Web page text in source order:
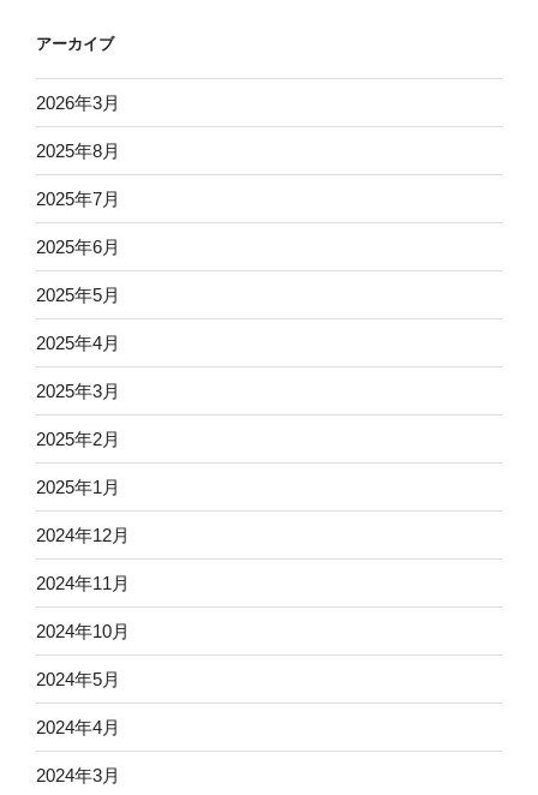
アーカイブ
2026年3月
2025年8月
2025年7月
2025年6月
2025年5月
2025年4月
2025年3月
2025年2月
2025年1月
2024年12月
2024年11月
2024年10月
2024年5月
2024年4月
2024年3月